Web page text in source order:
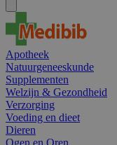
Apotheek
Natuurgeneeskunde
Supplementen
Welzijn & Gezondheid
Verzorging
Voeding en dieet
Dieren
Ogen en Oren